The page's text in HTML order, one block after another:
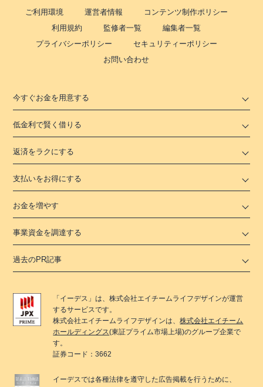
ご利用環境 運営者情報
コンテンツ制作ポリシー
利用規約
監修者一覧
編集者一覧
プライバシーポリシー
セキュリティーポリシー
お問い合わせ
今すぐお金を用意する
低金利で賢く借りる
返済をラクにする
支払いをお得にする
お金を増やす
事業資金を調達する
過去のPR記事
「 イーデス 」は、株式会社エイチームライフデザインが運営
するサービスです。
株式会社エイチームライフデザインは、株式会社エイチーム
ホールディングス(東証プライム市場上場)のグループ企業で
す。
証券コード：3662
イーデスでは各種法律を遵守した広告掲載を行うために、